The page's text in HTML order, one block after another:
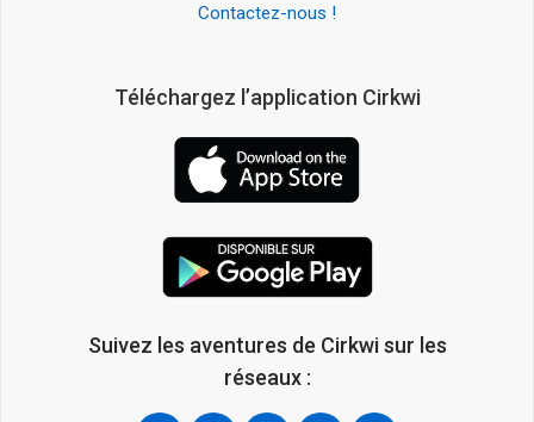
Contactez-nous !
Téléchargez l’application Cirkwi
Suivez les aventures de Cirkwi sur les
réseaux :